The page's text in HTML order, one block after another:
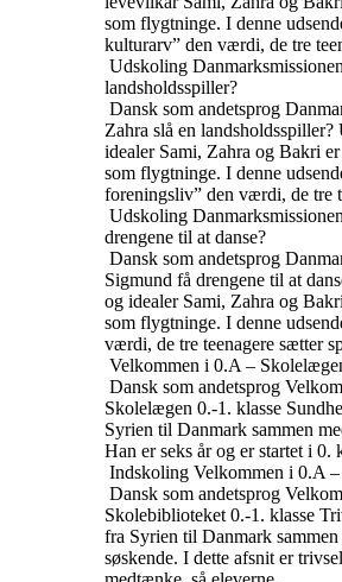
som flygtninge. I denne
kulturarv” den værdi, de tre
Udskoling
landsholdsspiller?
Dansk som andetsprog
Zahra slå en landsholdsspiller?
idealer Sami, Zahra og Bakri
som flygtninge. I denne
foreningsliv” den værdi, de tre
Udskoling
drengene til at danse?
Dansk som andetsprog
Sigmund få drengene til at
og idealer Sami, Zahra og
som flygtninge. I denne
værdi, de tre teenagere sætter
Velkommen i 0.A –
Dansk som andetsprog
Skolelægen 0.-1. klasse
Syrien til Danmark sammen
Han er seks år og er startet i 0.
Indskoling Velkommen i 0.A
Dansk som andetsprog
Skolebiblioteket 0.-1. klasse
fra Syrien til Danmark
søskende. I dette afsnit er